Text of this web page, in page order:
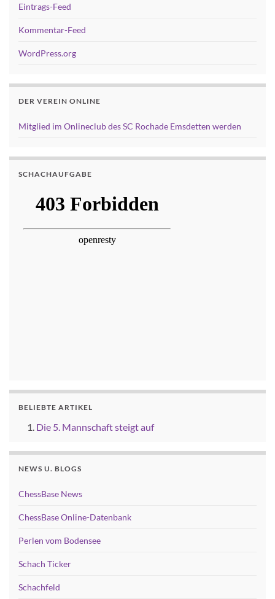
Eintrags-Feed
Kommentar-Feed
WordPress.org
DER VEREIN ONLINE
Mitglied im Onlineclub des SC Rochade Emsdetten werden
SCHACHAUFGABE
BELIEBTE ARTIKEL
Die 5. Mannschaft steigt auf
NEWS U. BLOGS
ChessBase News
ChessBase Online-Datenbank
Perlen vom Bodensee
Schach Ticker
Schachfeld